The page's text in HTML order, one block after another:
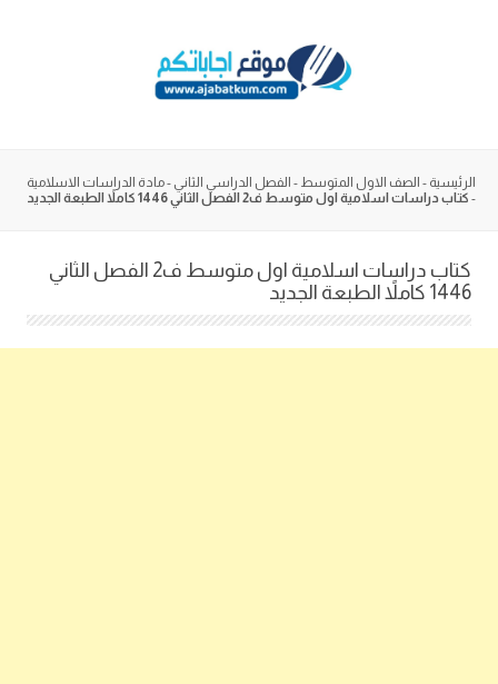
الرئيسية - الصف الاول المتوسط - الفصل الدراسي الثاني -مادة الدراسات الاسلامية
- كتاب دراسات اسلامية اول متوسط ف2 الفصل الثاني 1446 كاملاً الطبعة الجديد
كتاب دراسات اسلامية اول متوسط ف2 الفصل الثاني
1446 كاملاً الطبعة الجديد